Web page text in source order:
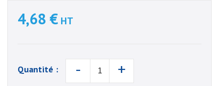
4,68 € HT
Quantité : - +